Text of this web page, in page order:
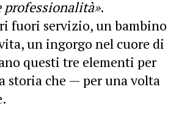
.
fuori servizio, un bambino
un ingorgo nel cuore di
questi tre elementi per
storia che — per una volta